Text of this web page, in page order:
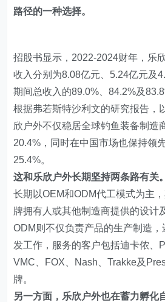
路径的一种选择。
招股书显示，2022-2024财年，乐
收入分别为8.08亿元、5.24亿元及
期间总收入的89.0%、84.2%及
根据弗若斯特沙利文的研究报告，
欣户外不仅稳居全球钓鱼装备制造
20.4%，同时在中国市场也保持领
25.4%。
这和乐欣户外长期坚持两条路有关。
长期以OEM和ODM代工模式为主
牌拥有人或其他制造商提供的设计
ODM则不仅负责产品的生产制造
发工作，服务的客户包括迪卡侬、
VMC、FOX、Nash、Trakke及
牌。
另一方面，乐欣户外也在蓄力孵化